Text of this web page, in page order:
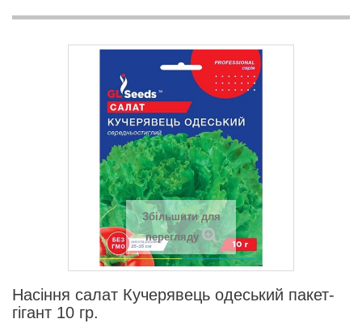
Збільшити для
перегляду
Насіння салат Кучерявець одеський пакет-
гігант 10 гр.